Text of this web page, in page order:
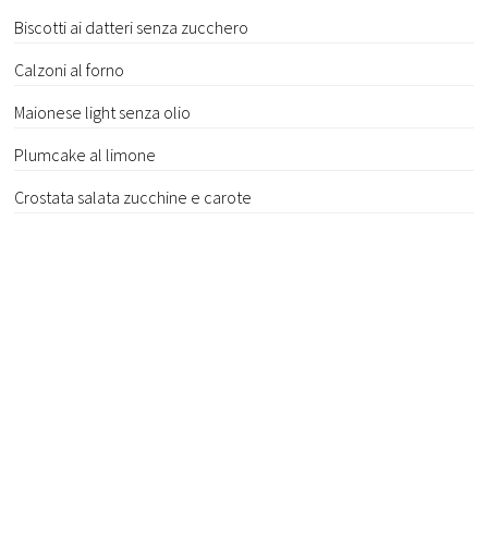
Biscotti ai datteri senza zucchero
Calzoni al forno
Maionese light senza olio
Plumcake al limone
Crostata salata zucchine e carote